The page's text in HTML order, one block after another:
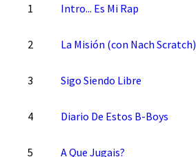
1 Intro... Es Mi Rap
2 La Misión (con Nach Scratch)
3 Sigo Siendo Libre
4 Diario De Estos B-Boys
5 A Que Jugais?